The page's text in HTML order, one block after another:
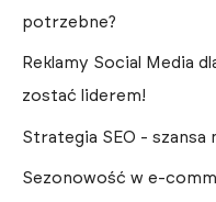
potrzebne?
Reklamy Social Media
zostać liderem!
Strategia SEO - szansa
Sezonowość w e-